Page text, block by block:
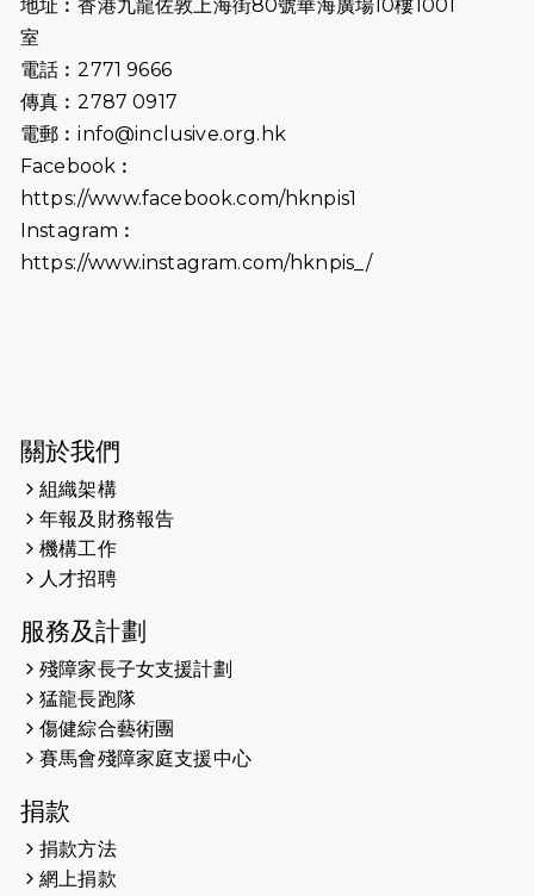
2024-10-22
#WhyNotRun 試跑員一號的領跑體
2024-10-01
港鐵「Chill Fun鐵路樂園」近8萬人
參加 邀視障、聽障人士入場促社會共
2024-08-11
Justice Bernstein’s interview with
released last Sunday (11th Aug
2024-01-01
2023-11-28
2023-09-30
共融理念 港聞 2023.09.30 金金
2023-06-28
2023-06-15
RTHK 香港電台-凝聚香港：第二百五
2023-06-07
地址︰香港九龍佐敦上海街80號華海廣場10樓1001
室
電話︰2771 9666
傳真︰2787 0917
電郵︰info@inclusive.org.hk
Facebook︰
https://www.facebook.com/hknpis1
Instagram︰
https://www.instagram.com/hknpis_/
關於我們
組織架構
年報及財務報告
機構工作
人才招聘
服務及計劃
殘障家長子女支援計劃
猛龍長跑隊
傷健綜合藝術團
賽馬會殘障家庭支援中心
捐款
捐款方法
網上捐款